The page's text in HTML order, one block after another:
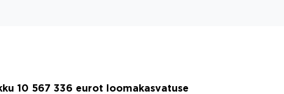
10 567 336 eurot loomakasvatuse